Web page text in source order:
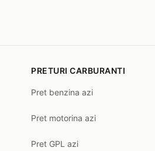
PRETURI CARBURANTI
Pret benzina azi
Pret motorina azi
Pret GPL azi